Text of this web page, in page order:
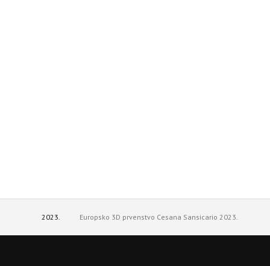
2023. Europsko 3D prvenstvo Cesana Sansicario 2023.